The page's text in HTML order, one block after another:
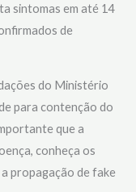
sintomas em até 14
de
do Ministério
para contenção do
que a
conheça os
propagação de fake